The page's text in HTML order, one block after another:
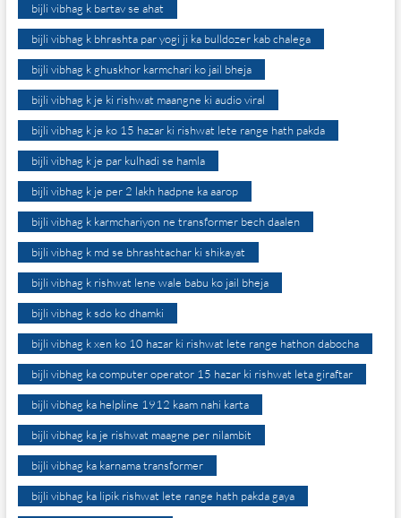
bijli vibhag k bartav se ahat
bijli vibhag k bhrashta par yogi ji ka bulldozer kab chalega
bijli vibhag k ghuskhor karmchari ko jail bheja
bijli vibhag k je ki rishwat maangne ki audio viral
bijli vibhag k je ko 15 hazar ki rishwat lete range hath pakda
bijli vibhag k je par kulhadi se hamla
bijli vibhag k je per 2 lakh hadpne ka aarop
bijli vibhag k karmchariyon ne transformer bech daalen
bijli vibhag k md se bhrashtachar ki shikayat
bijli vibhag k rishwat lene wale babu ko jail bheja
bijli vibhag k sdo ko dhamki
bijli vibhag k xen ko 10 hazar ki rishwat lete range hathon dabocha
bijli vibhag ka computer operator 15 hazar ki rishwat leta giraftar
bijli vibhag ka helpline 1912 kaam nahi karta
bijli vibhag ka je rishwat maagne per nilambit
bijli vibhag ka karnama transformer
bijli vibhag ka lipik rishwat lete range hath pakda gaya